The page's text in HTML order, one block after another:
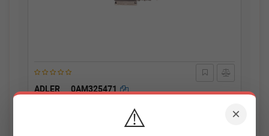
×
⚠️
ADLER 0AM325471